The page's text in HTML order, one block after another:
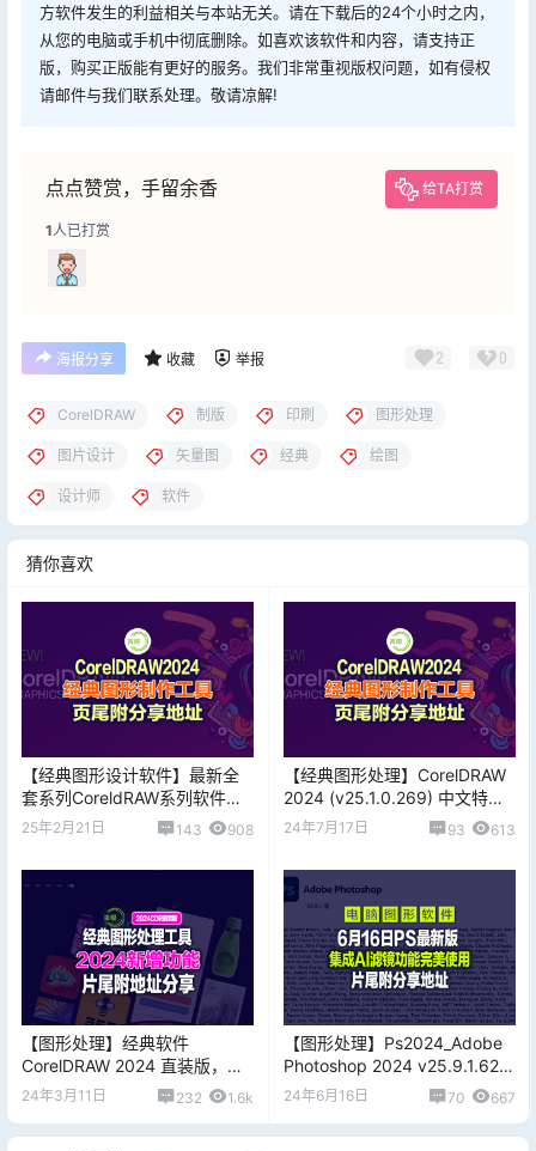
方软件发生的利益相关与本站无关。请在下载后的24个小时之内，
从您的电脑或手机中彻底删除。如喜欢该软件和内容，请支持正
版，购买正版能有更好的服务。我们非常重视版权问题，如有侵权
请邮件与我们联系处理。敬请凉解!
点点赞赏，手留余香 给TA打赏
1人已打赏
海报分享 收藏 举报 2 0
CorelDRAW 制版 印刷 图形处理
图片设计 矢量图 经典 绘图
设计师 软件
猜你喜欢
【经典图形设计软件】最新全
套系列CoreldRAW系列软件
（X4/X5/X6/X7/2018-2024全
25年2月21日 143 908
【经典图形处理】CorelDRAW
2024 (v25.1.0.269) 中文特别
版，页尾下载地址
24年7月17日 93 613
【图形处理】经典软件
CorelDRAW 2024 直装版，内
附注册文件，及视频片尾分享
24年3月11日 232 1.6k
【图形处理】Ps2024_Adobe
Photoshop 2024 v25.9.1.626
(x64) AI滤镜功能多语便携版
24年6月16日 70 667